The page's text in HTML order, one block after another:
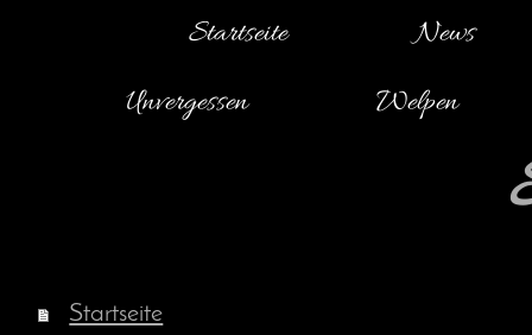
Startseite
News
Unvergessen
Welpen
Startseite